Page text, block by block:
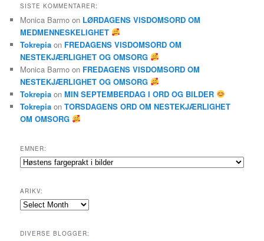
SISTE KOMMENTARER:
Monica Barmo on LØRDAGENS VISDOMSORD OM
MEDMENNESKELIGHET
Tokrepia on FREDAGENS VISDOMSORD OM
NESTEKJÆRLIGHET OG OMSORG
Monica Barmo on FREDAGENS VISDOMSORD OM
NESTEKJÆRLIGHET OG OMSORG
Tokrepia onMIN SEPTEMBERDAG I ORD OG BILDER
Tokrepia onTORSDAGENS ORD OM NESTEKJÆRLIGHET
OM OMSORG
EMNER:
Emner:
ARIKV:
Arikv:
DIVERSE BLOGGER: